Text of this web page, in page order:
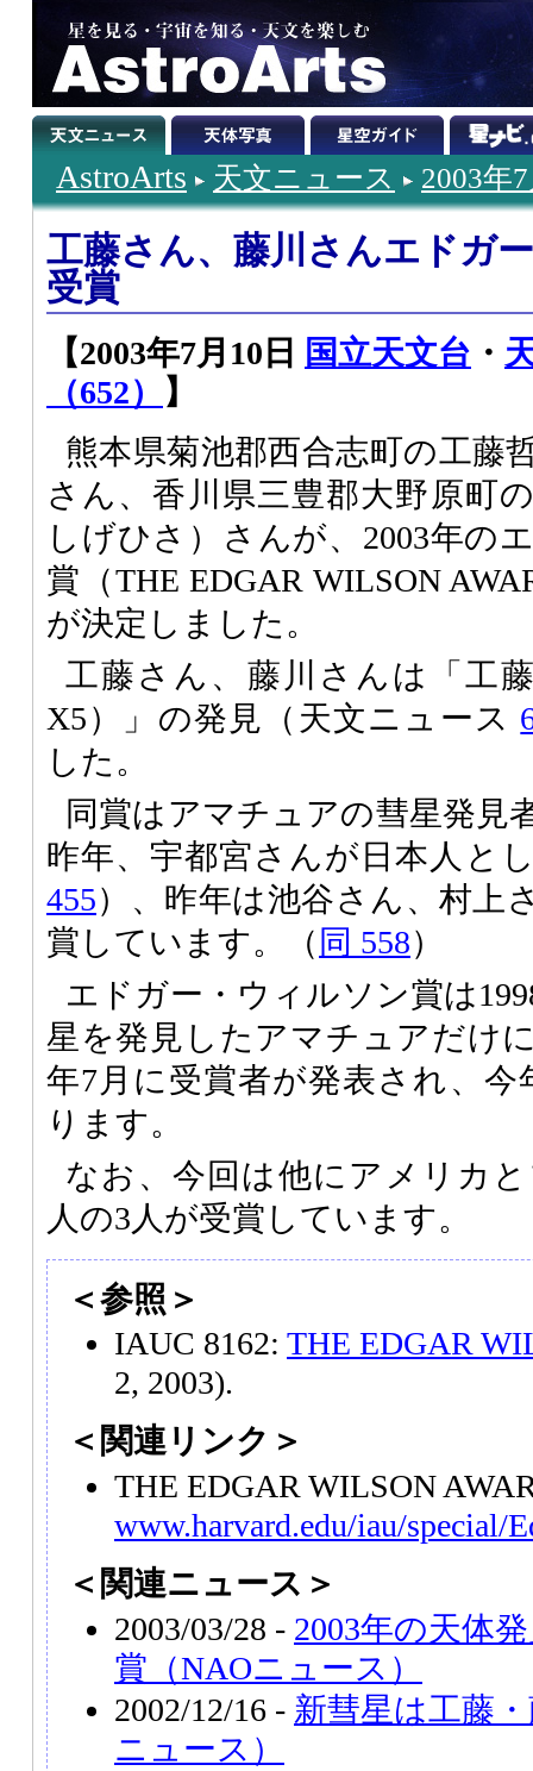
AstroArts 天文ニュース 2003年
工藤さん、藤川さんエドガ
受賞
【2003年7月10日 国立天文台 ・
（652）
】
熊本県菊池郡西合志町の工藤
さん、香川県三豊郡大野原町
しげひさ）さんが、2003年の
賞（THE EDGAR WILSON
が決定しました。
工藤さん、藤川さんは「工
X5）」の発見（天文ニュース
した。
同賞はアマチュアの彗星発見
昨年、宇都宮さんが日本人と
455）、昨年は池谷さん、村上
賞しています。（ 同 558）
エドガー・ウィルソン賞は
星を発見したアマチュアだけ
年7月に受賞者が発表され、今
ります。
なお、今回は他にアメリカ
人の3人が受賞しています。
＜参照＞
IAUC 8162: THE EDGAR
2, 2003).
＜関連リンク＞
THE EDGAR WILSON
www.harvard.edu/iau/special/
＜関連ニュース＞
2003/03/28 - 2003年の天体
賞（NAOニュース）
2002/12/16 - 新彗星は工藤
ニュース）